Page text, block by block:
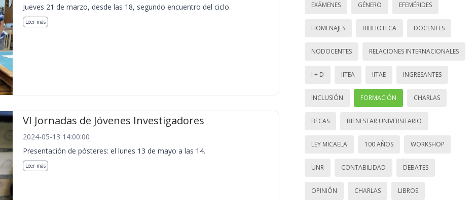
Jueves 21 de marzo, desde las 18, segundo encuentro del ciclo.
Leer más
VI Jornadas de Jóvenes Investigadores
2024-05-13 14:00:00
Presentación de pósteres: el lunes 13 de mayo a las 14.
Leer más
EXÁMENES GÉNERO EFEMÉRIDES
HOMENAJES BIBLIOTECA DOCENTES
NODOCENTES RELACIONES INTERNACIONALES
I + D IITEA IITAE INGRESANTES
INCLUSIÓN FORMACIÓN CHARLAS
BECAS BIENESTAR UNIVERSITARIO
LEY MICAELA 100 AÑOS WORKSHOP
UNR CONTABILIDAD DEBATES
OPINIÓN CHARLAS LIBROS